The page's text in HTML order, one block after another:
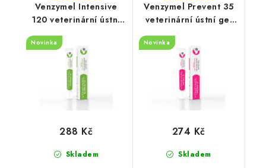
Venzymel Intensive
120 veterinární ústní
gel 30ml
Novinka
Skladem
288 Kč
Venzymel Prevent 35
veterinární ústní gel
Novinka
Skladem
274 Kč